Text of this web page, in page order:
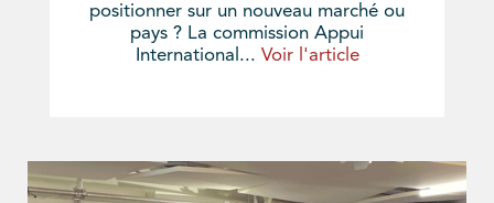
positionner sur un nouveau marché ou
pays ? La commission Appui
International... Voir l'article